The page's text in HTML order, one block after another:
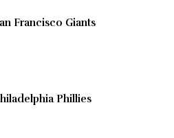
Francisco Giants
Phillies